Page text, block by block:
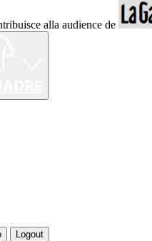
alla audience de
Logout